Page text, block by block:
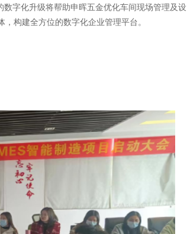
字化升级将帮助申晖五金优化车间现场管理及设
构建全方位的数字化企业管理平台。